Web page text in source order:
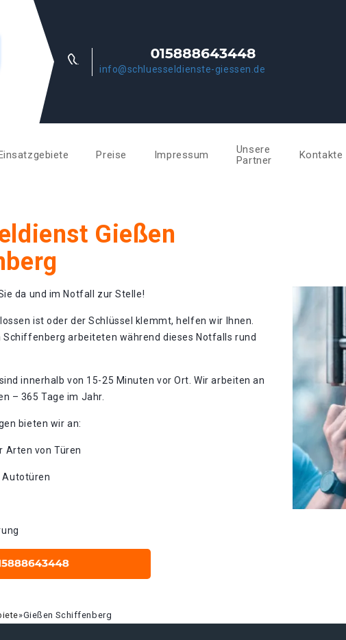
info@schluesseldienste-giessen.de
Preise Impressum
Unsere
Partner
Kontakte
Gießen
da und im Notfall zur Stelle!
ist oder der Schlüssel klemmt, helfen wir Ihnen.
Schiffenberg arbeiteten während dieses Notfalls rund
innerhalb von 15-25 Minuten vor Ort. Wir arbeiten an
– 365 Tage im Jahr.
bieten wir an:
Arten von Türen
Autotüren
»Gießen Schiffenberg